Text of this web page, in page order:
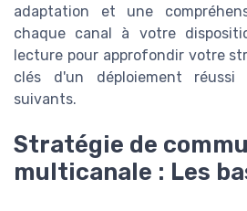
adaptation et une
chaque canal à votre
lecture pour approfondir votre
clés d'un déploiement réussi
suivants.
Stratégie de
multicanale : Les